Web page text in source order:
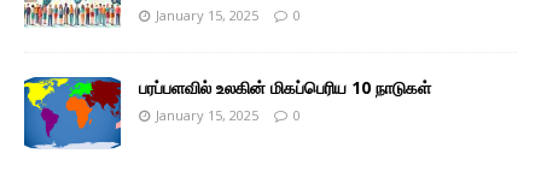
January 15, 2025 0
பரப்பளவில் உலகின் மிகப்பெரிய 10 நாடுகள்
January 15, 2025 0